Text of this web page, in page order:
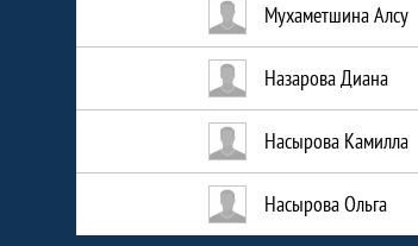
Мухаметшина Алсу
Назарова Диана
Насырова Камилла
Насырова Ольга